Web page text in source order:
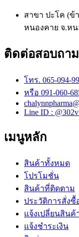
สาขา ปะโค (ข้
หนองคาย จ.หน
ติดต่อสอบถาม
โทร. 065-094-
หรือ 091-060-
Line ID :
เมนูหลัก
สินค้าทั้งหมด
โปรโมชั่น
สินค้าที่ติดตาม
ประวัติการสั่งซื้
แจ้งเปลี่ยนสินค้
แจ้งชำระเงิน